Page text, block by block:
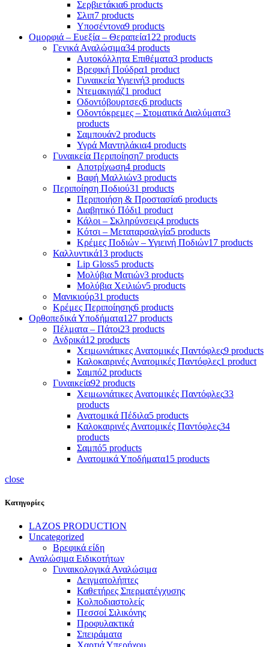
Σερβιετάκια6 products
Σλιπ7 products
Υποσέντονα9 products
Ομορφιά – Ευεξία – Θεραπεία122 products
Γενικά Αναλώσιμα34 products
Αυτοκόλλητα Επιθέματα3 products
Βρεφική Πούδρα1 product
Γυναικεία Υγιεινή3 products
Ντεμακιγιάζ1 product
Οδοντόβουρτσες6 products
Οδοντόκρεμες – Στοματικά Διαλύματα3
products
Σαμπουάν2 products
Υγρά Μαντηλάκια4 products
Γυναικεία Περιποίηση7 products
Αποτρίχωση4 products
Βαφή Μαλλιών3 products
Περιποίηση Ποδιού31 products
Περιποιήση & Προστασία6 products
Διαβητικό Πόδι1 product
Κάλοι – Σκληρύνσεις4 products
Κότσι – Μεταταρσαλγία5 products
Κρέμες Ποδιών – Υγιεινή Ποδιών17 products
Καλλυντικά13 products
Lip Gloss5 products
Μολύβια Ματιών3 products
Μολύβια Χειλιών5 products
Μανικιούρ31 products
Κρέμες Περιποίησης6 products
Ορθοπεδικά Υποδήματα127 products
Πέλματα – Πάτοι23 products
Ανδρικά12 products
Χειμωνιάτικες Ανατομικές Παντόφλες9 products
Καλοκαιρινές Ανατομικές Παντόφλες1 product
Σαμπό2 products
Γυναικεία92 products
Χειμωνιάτικες Ανατομικές Παντόφλες33
products
Ανατομικά Πέδιλα5 products
Καλοκαιρινές Ανατομικές Παντόφλες34
products
Σαμπό5 products
Ανατομικά Υποδήματα15 products
close
Κατηγορίες
LAZOS PRODUCTION
Uncategorized
Βρεφικά είδη
Αναλώσιμα Ειδικοτήτων
Γυναικολογικά Αναλώσιμα
Δειγματολήπτες
Καθετήρες Σπερματέγχυσης
Κολποδιαστολείς
Πεσσοί Σιλικόνης
Προφυλακτικά
Σπειράματα
Χαρτιά Υπερήχου